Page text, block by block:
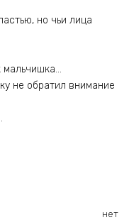
но чьи лица
мальчишка…
не обратил внимание
нет